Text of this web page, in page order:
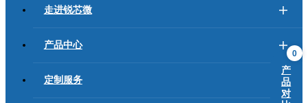
走进锐芯微
产品中心
定制服务
0
产
品
对